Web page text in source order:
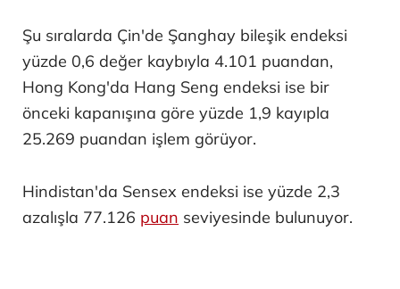
Şu sıralarda Çin'de Şanghay bileşik endeksi
yüzde 0,6 değer kaybıyla 4.101 puandan,
Hong Kong'da Hang Seng endeksi ise bir
önceki kapanışına göre yüzde 1,9 kayıpla
25.269 puandan işlem görüyor.
Hindistan'da Sensex endeksi ise yüzde 2,3
azalışla 77.126 puan seviyesinde bulunuyor.